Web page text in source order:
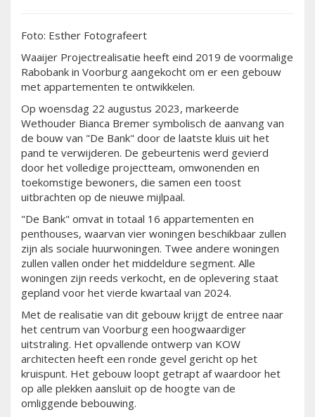
Foto: Esther Fotografeert
Waaijer Projectrealisatie heeft eind 2019 de voormalige
Rabobank in Voorburg aangekocht om er een gebouw
met appartementen te ontwikkelen.
Op woensdag 22 augustus 2023, markeerde
Wethouder Bianca Bremer symbolisch de aanvang van
de bouw van "De Bank" door de laatste kluis uit het
pand te verwijderen. De gebeurtenis werd gevierd
door het volledige projectteam, omwonenden en
toekomstige bewoners, die samen een toost
uitbrachten op de nieuwe mijlpaal.
"De Bank" omvat in totaal 16 appartementen en
penthouses, waarvan vier woningen beschikbaar zullen
zijn als sociale huurwoningen. Twee andere woningen
zullen vallen onder het middeldure segment. Alle
woningen zijn reeds verkocht, en de oplevering staat
gepland voor het vierde kwartaal van 2024.
Met de realisatie van dit gebouw krijgt de entree naar
het centrum van Voorburg een hoogwaardiger
uitstraling. Het opvallende ontwerp van KOW
architecten heeft een ronde gevel gericht op het
kruispunt. Het gebouw loopt getrapt af waardoor het
op alle plekken aansluit op de hoogte van de
omliggende bebouwing.